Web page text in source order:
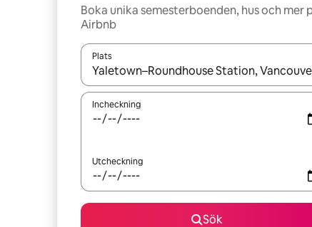
Boka unika semesterboenden, hus och mer
Airbnb
Plats
När resultaten är tillgängliga kan du navigera
Incheckning
Utcheckning
Sök